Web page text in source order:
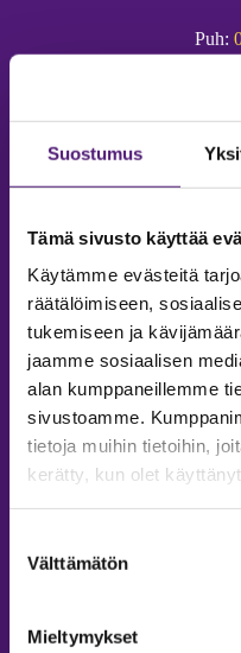
Suostumus
Tämä sivusto käyttää
Käytämme evästeitä
räätälöimiseen,
tukemiseen ja
jaamme sosiaalisen
alan kumppaneillemme
sivustoamme.
tietoja muihin tietoihin,
kerätty, kun olet
valinta
Välttämätön
Mieltymykset
Puh: